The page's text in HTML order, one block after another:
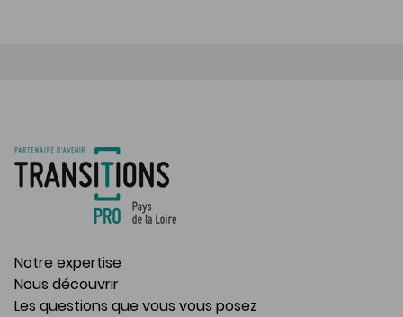
Notre expertise
Nous découvrir
Les questions que vous vous posez